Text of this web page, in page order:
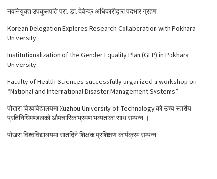
नवनियुक्त उपकुलपति प्रा. डा. देवेन्द्र अधिकारीद्वारा पदभार ग्रहण
Korean Delegation Explores Research Collaboration with Pokhara
University.
Institutionalization of the Gender Equality Plan (GEP) in Pokhara
University
Faculty of Health Sciences successfully organized a workshop on
“National and International Disaster Management Systems”.
पोखरा विश्वविद्यालयमा Xuzhou University of Technology को उच्च स्तरीय
प्रतिनिधिमण्डलको औपचारिक भ्रमण भव्यताका साथ सम्पन्न ।
पोखरा विश्वविद्यालयमा सातदिने शिक्षक प्रशिक्षण कार्यक्रम सम्पन्न